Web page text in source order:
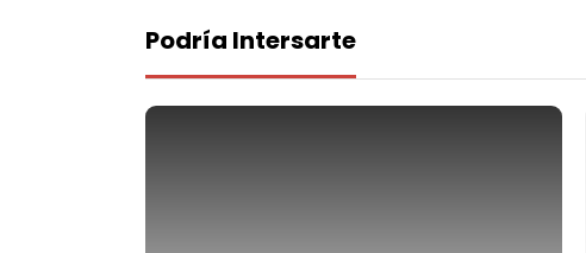
Podría Intersarte